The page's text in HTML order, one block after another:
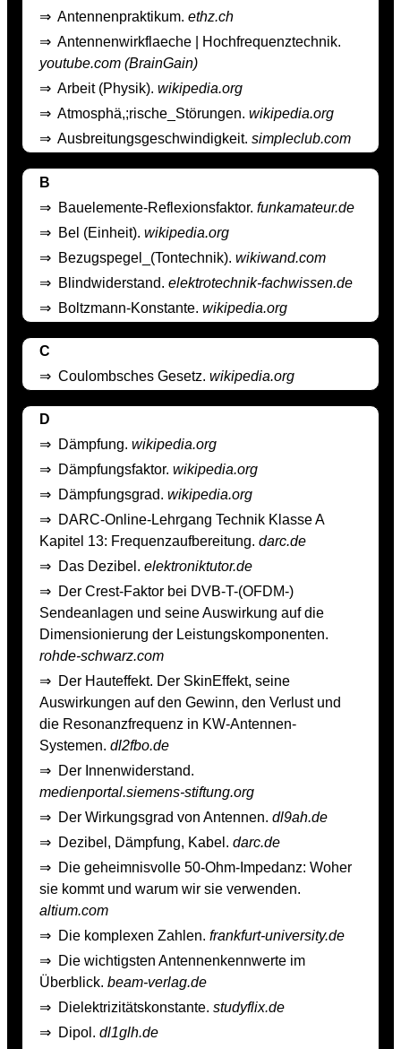
⇒ Antennenpraktikum. ethz.ch
⇒ Antennenwirkflaeche | Hochfrequenztechnik.
youtube.com (BrainGain)
⇒ Arbeit (Physik). wikipedia.org
⇒ Atmosphä,;rische_Störungen. wikipedia.org
⇒ Ausbreitungsgeschwindigkeit. simpleclub.com
B
⇒ Bauelemente-Reflexionsfaktor. funkamateur.de
⇒ Bel (Einheit). wikipedia.org
⇒ Bezugspegel_(Tontechnik). wikiwand.com
⇒ Blindwiderstand. elektrotechnik-fachwissen.de
⇒ Boltzmann-Konstante. wikipedia.org
C
⇒ Coulombsches Gesetz. wikipedia.org
D
⇒ Dämpfung. wikipedia.org
⇒ Dämpfungsfaktor. wikipedia.org
⇒ Dämpfungsgrad. wikipedia.org
⇒ DARC-Online-Lehrgang Technik Klasse A
Kapitel 13: Frequenzaufbereitung. darc.de
⇒ Das Dezibel. elektroniktutor.de
⇒ Der Crest-Faktor bei DVB-T-(OFDM-)
Sendeanlagen und seine Auswirkung auf die
Dimensionierung der Leistungskomponenten.
rohde-schwarz.com
⇒ Der Hauteffekt. Der Skin­Effekt, seine
Auswirkungen auf den Gewinn, den Verlust und
die Resonanzfrequenz in KW­-Antennen­-
Systemen. dl2fbo.de
⇒ Der Innenwiderstand.
medienportal.siemens-stiftung.org
⇒ Der Wirkungsgrad von Antennen. dl9ah.de
⇒ Dezibel, Dämpfung, Kabel. darc.de
⇒ Die geheimnisvolle 50-Ohm-Impedanz: Woher
sie kommt und warum wir sie verwenden.
altium.com
⇒ Die komplexen Zahlen. frankfurt-university.de
⇒ Die wichtigsten Antennenkennwerte im
Überblick. beam-verlag.de
⇒ Dielektrizitätskonstante. studyflix.de
⇒ Dipol. dl1glh.de